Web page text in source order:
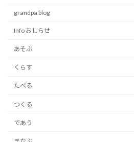
grandpa blog
Info おしらせ
あそぶ
くらす
たべる
つくる
であう